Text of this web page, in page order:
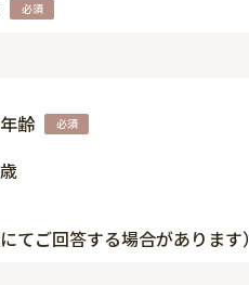
齢
歳
てご回答する場合があります）